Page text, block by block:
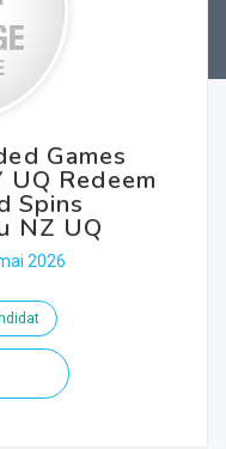
Games
Redeem
Spins
NZ UQ
2026